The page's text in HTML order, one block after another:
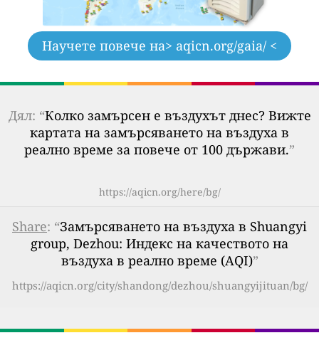
Научете повече на> aqicn.org/gaia/ <
Дял: “Колко замърсен е въздухът днес? Вижте
картата на замърсяването на въздуха в
реално време за повече от 100 държави.”
https://aqicn.org/here/bg/
Share: “Замърсяването на въздуха в Shuangyi
group, Dezhou: Индекс на качеството на
въздуха в реално време (AQI)”
https://aqicn.org/city/shandong/dezhou/shuangyijituan/bg/